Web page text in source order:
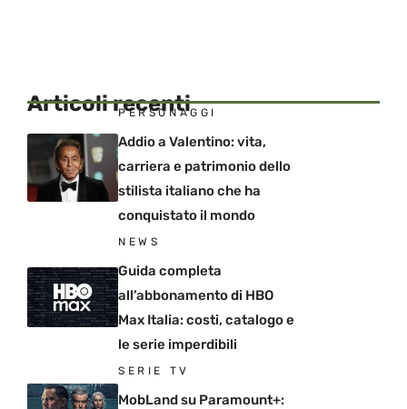
Articoli recenti
PERSONAGGI
Addio a Valentino: vita,
carriera e patrimonio dello
stilista italiano che ha
conquistato il mondo
NEWS
Guida completa
all’abbonamento di HBO
Max Italia: costi, catalogo e
le serie imperdibili
SERIE TV
MobLand su Paramount+: